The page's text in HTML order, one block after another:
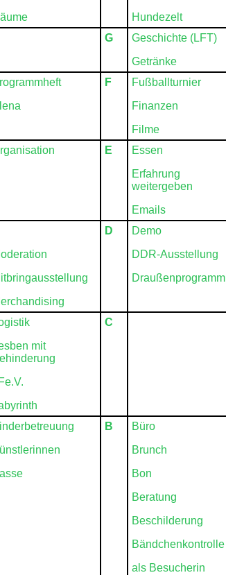
Hundezelt
G
Geschichte (LFT)
Getränke
F
Fußballturnier
Finanzen
Filme
E
Essen
Erfahrung
weitergeben
Emails
D
Demo
DDR-Ausstellung
Draußenprogramm
mit
C
B
Büro
Brunch
Bon
Beratung
Beschilderung
Bändchenkontrolle
als Besucherin